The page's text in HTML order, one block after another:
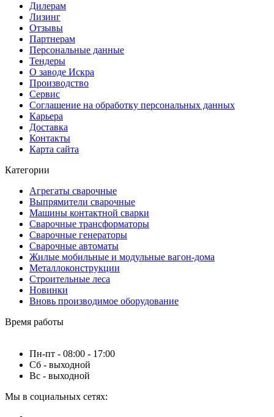
Дилерам
Лизинг
Отзывы
Партнерам
Персональные данные
Тендеры
О заводе Искра
Производство
Сервис
Соглашение на обработку персональных данных
Карьера
Доставка
Контакты
Карта сайта
Категории
Агрегаты сварочные
Выпрямители сварочные
Машины контактной сварки
Сварочные трансформаторы
Сварочные генераторы
Сварочные автоматы
Жилые мобильные и модульные вагон-дома
Металлоконструкции
Строительные леса
Новинки
Вновь производимое оборудование
Время работы
Пн-пт - 08:00 - 17:00
Сб - выходной
Вс - выходной
Мы в социальных сетях: